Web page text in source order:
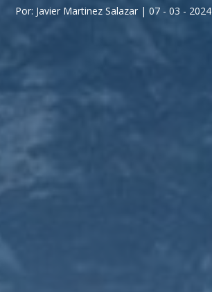
Por: Javier Martinez Salazar | 07 - 03 - 2024